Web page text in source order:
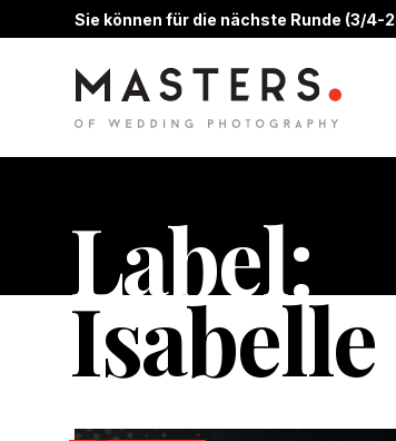
Sie können für die nächste Runde (3/4-
Label: